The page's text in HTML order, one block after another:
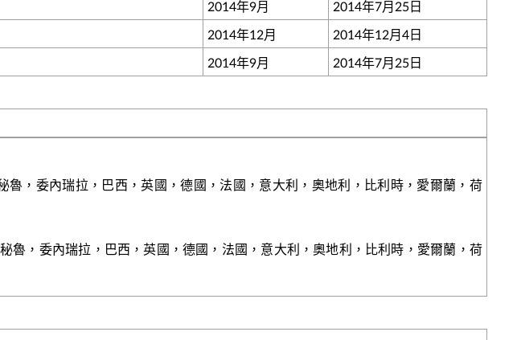
2014年9月 2014年7月25日
2014年12月 2014年12月4日
2014年9月 2014年7月25日
，委內瑞拉，巴西，英國，德國，法國，意大利，奧地利，比利時，愛爾蘭，荷
魯，委內瑞拉，巴西，英國，德國，法國，意大利，奧地利，比利時，愛爾蘭，荷